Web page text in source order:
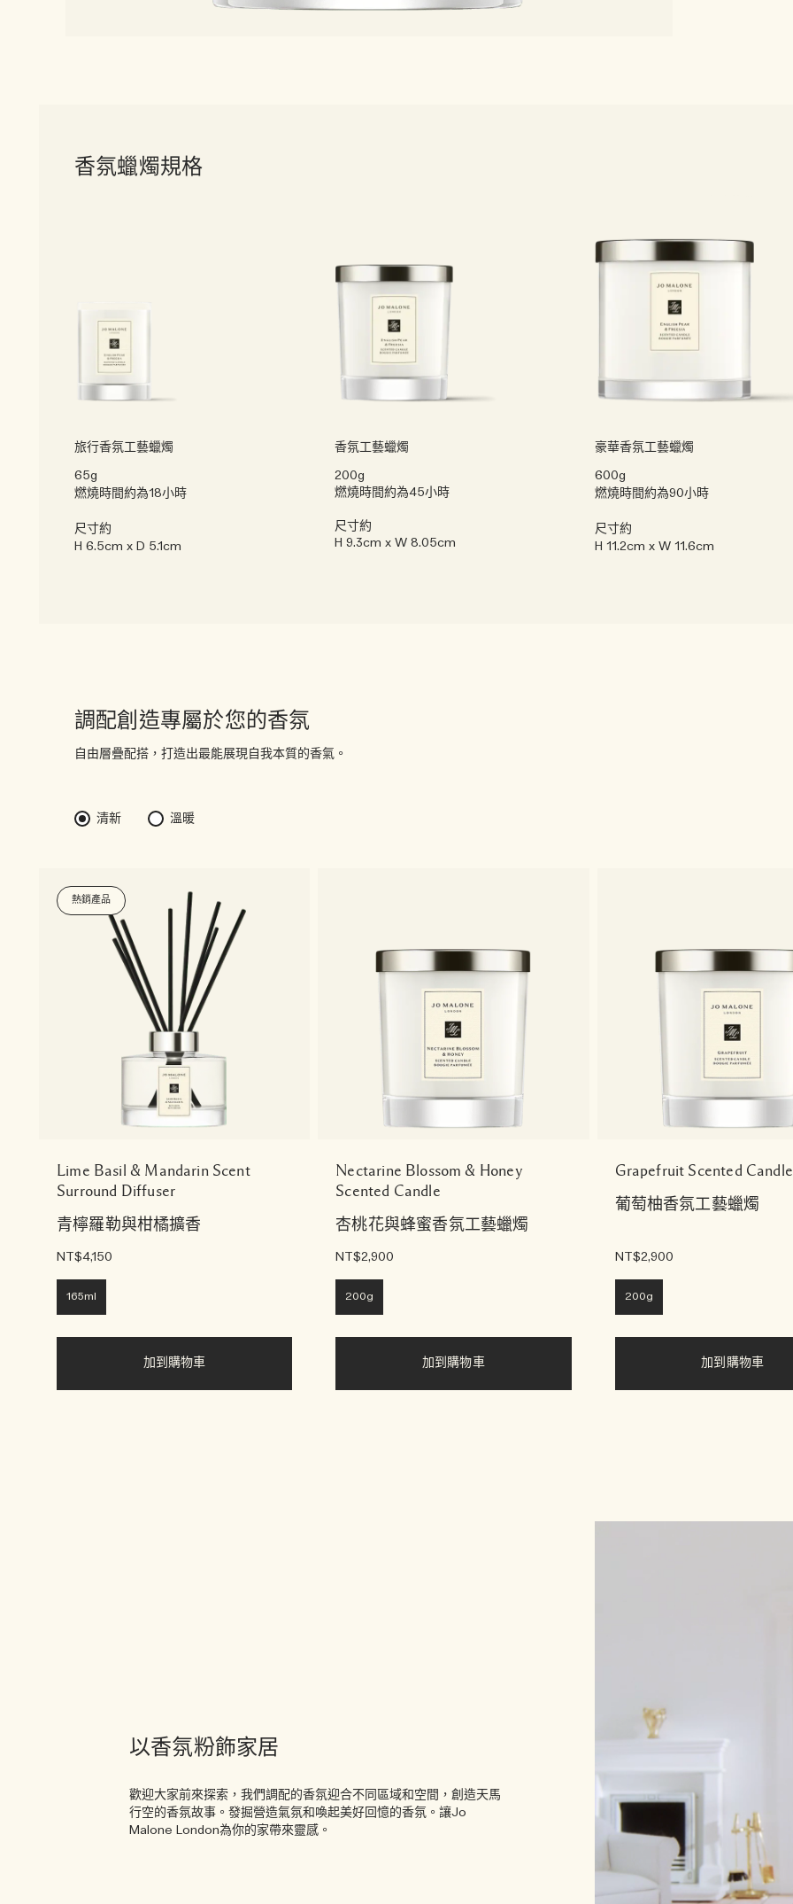
香氛蠟燭規格
旅行香氛工藝蠟燭
65g
燃燒時間約為18小時
尺寸約
H 6.5cm x D 5.1cm
香氛工藝蠟燭
200g
燃燒時間約為45小時
尺寸約
H 9.3cm x W 8.05cm
豪華香氛工藝蠟燭
600g
燃燒時間約為90小時
尺寸約
H 11.2cm x W 11.6cm
調配創造專屬於您的香氛
自由層疊配搭，打造出最能展現自我本質的香氣。
清新 溫暖
熱銷產品
Lime Basil & Mandarin Scent
Surround Diffuser
青檸羅勒與柑橘擴香
NT$4,150
165ml
加到購物車
Nectarine Blossom & Honey
Scented Candle
杏桃花與蜂蜜香氛工藝蠟燭
NT$2,900
200g
加到購物車
Grapefruit Scented Candle
葡萄柚香氛工藝蠟燭
NT$2,900
200g
加到購物車
以香氛粉飾家居
歡迎大家前來探索，我們調配的香氛迎合不同區域和空間，創造天馬
行空的香氛故事。發掘營造氣氛和喚起美好回憶的香氛。讓Jo
Malone London為你的家帶來靈感。